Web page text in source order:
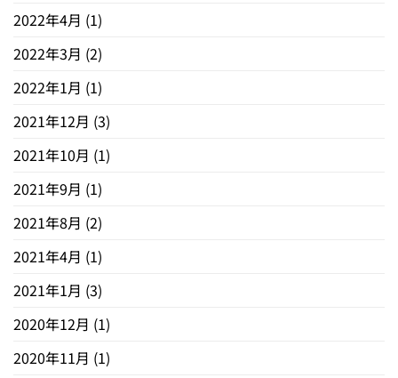
2022年4月 (1)
2022年3月 (2)
2022年1月 (1)
2021年12月 (3)
2021年10月 (1)
2021年9月 (1)
2021年8月 (2)
2021年4月 (1)
2021年1月 (3)
2020年12月 (1)
2020年11月 (1)